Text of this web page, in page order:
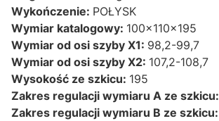
Wykończenie: POŁYSK
Wymiar katalogowy: 100x110x195
Wymiar od osi szyby X1: 98,2-99,7
Wymiar od osi szyby X2: 107,2-108,7
Wysokość ze szkicu: 195
Zakres regulacji wymiaru A ze szkicu:
Zakres regulacji wymiaru B ze szkicu: